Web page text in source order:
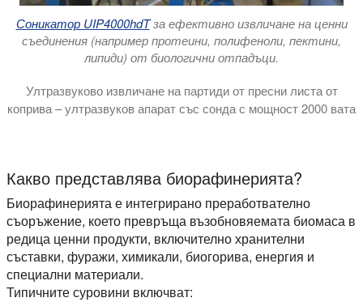
Соникатор UIP4000hdTза ефективно извличане на ценни
съединения (например протеини, полифеноли, пектини,
липиди) от биологични отпадъци.
Ултразвуково извличане на партиди от пресни листа от
коприва – ултразвуков апарат със сонда с мощност 2000 вата
Какво представлява биорафинерията?
Биорафинерията е интегрирано преработвателно
съоръжение, което превръща възобновяемата биомаса в
редица ценни продукти, включително хранителни
съставки, фуражи, химикали, биогорива, енергия и
специални материали.
Типичните суровини включват: